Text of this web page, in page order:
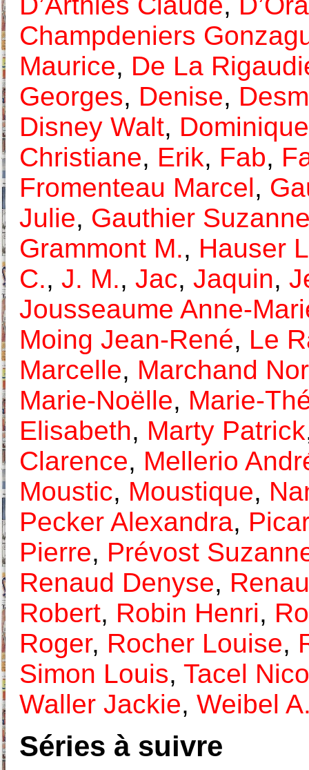
Champdeniers
Maurice, De La
Georges, Denise,
Disney Walt,
Christiane, Erik, Fab,
Fromenteau Marcel,
Julie, Gauthier
Grammont M., Hauser
C., J. M., Jac, Jaquin,
Jousseaume Anne-
Moing Jean-René, Le
Marcelle, Marchand
Marie-Noëlle, Marie-
Elisabeth, Marty Patrick
Clarence, Mellerio
Moustic, Moustique,
Pecker Alexandra,
Pierre, Prévost
Renaud Denyse,
Robert, Robin Henri,
Roger, Rocher Louise,
Simon Louis, Tacel
Waller Jackie, Weibel
Séries à suivre